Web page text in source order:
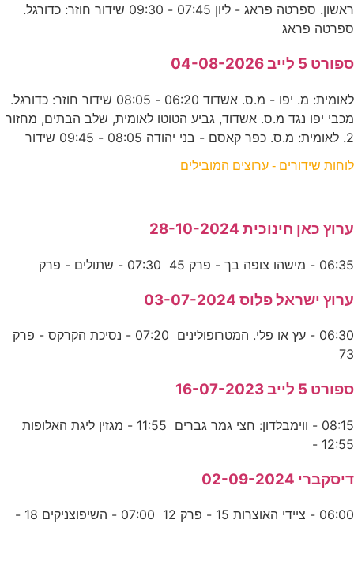
ראשון. ספרטה פראג - ליון 07:45 - 09:30 שידור חוזר: כדורגל.
ספרטה פראג
ספורט 5 לייב 04-08-2026
לאומית: מ. יפו - מ.ס. אשדוד 06:20 - 08:05 שידור חוזר: כדורגל.
מכבי יפו נגד מ.ס. אשדוד, גביע הטוטו לאומית, שלב הבתים, מחזור
2. לאומית: מ.ס. כפר קאסם - בני יהודה 08:05 - 09:45 שידור
לוחות שידורים - ערוצים המובילים
ערוץ כאן חינוכית 28-10-2024
06:35 - מישהו צופה בך - פרק 45 07:30 - שתולים - פרק
ערוץ ישראל פלוס 03-07-2024
06:30 - עץ או פלי. המטרופולינים 07:20 - נסיכת הקרקס - פרק
73
ספורט 5 לייב 16-07-2023
08:15 - ווימבלדון: חצי גמר גברים 11:55 - מגזין ליגת האלופות
12:55 -
דיסקברי 02-09-2024
06:00 - ציידי האוצרות 15 - פרק 12 07:00 - השיפוצניקים 18 -